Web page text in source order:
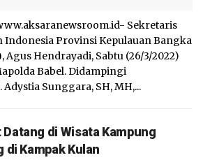
Sekretaris
Indonesia Provinsi Kepulauan Bangka
Agus Hendrayadi, Sabtu (26/3/2022)
Babel. Didampingi
Sunggara, SH, MH,...
di Wisata Kampung
Kampak Kulan